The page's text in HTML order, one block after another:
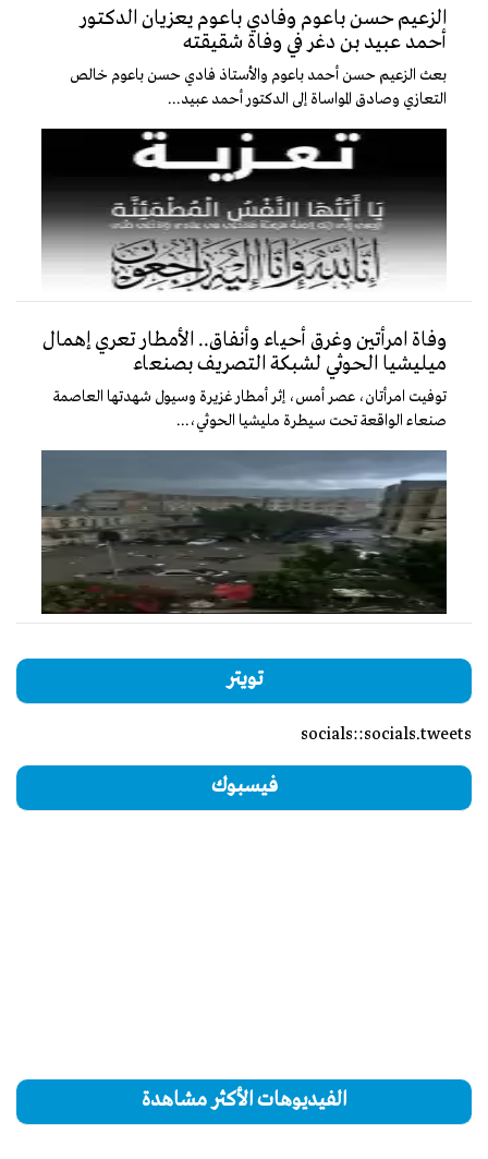
الزعيم حسن باعوم وفادي باعوم يعزيان الدكتور
أحمد عبيد بن دغر في وفاة شقيقته
بعث الزعيم حسن أحمد باعوم والأستاذ فادي حسن باعوم خالص
التعازي وصادق المواساة إلى الدكتور أحمد عبيد...
وفاة امرأتين وغرق أحياء وأنفاق.. الأمطار تعري إهمال
ميليشيا الحوثي لشبكة التصريف بصنعاء
توفيت امرأتان، عصر أمس، إثر أمطار غزيرة وسيول شهدتها العاصمة
صنعاء الواقعة تحت سيطرة مليشيا الحوثي،...
تويتر
socials::socials.tweets
فيسبوك
الفيديوهات الأكثر مشاهدة